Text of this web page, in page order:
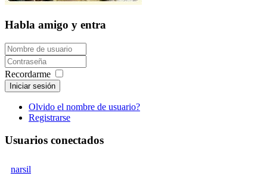
Habla amigo y entra
Recordarme
Iniciar sesión
Olvido el nombre de usuario?
Registrarse
Usuarios conectados
narsil